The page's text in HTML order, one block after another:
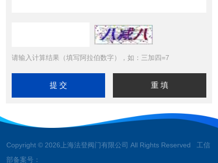
请输入计算结果（填写阿拉伯数字），如：三加四=7
Copyright © 2026上海法登阀门有限公司 All Rights Reserved 工信
部备案号：